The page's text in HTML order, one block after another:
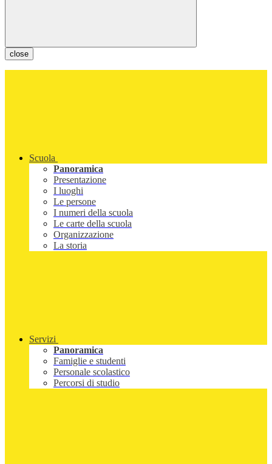
close
Scuola
Panoramica
Presentazione
I luoghi
Le persone
I numeri della scuola
Le carte della scuola
Organizzazione
La storia
Servizi
Panoramica
Famiglie e studenti
Personale scolastico
Percorsi di studio